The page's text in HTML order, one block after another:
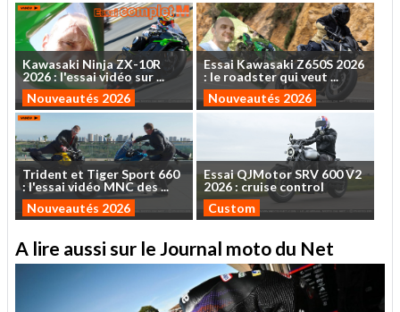
Kawasaki NinjaZX-10R
2026: l'essaividéo sur...
Nouveautés 2026
Essai Kawasaki Z650S 2026
: le roadsterquiveut ...
Nouveautés 2026
Trident et TigerSport 660
: l'essaividéo MNCdes...
Nouveautés 2026
EssaiQJMotorSRV 600V2
2026 : cruise control
Custom
A lire aussi sur le Journal moto du Net